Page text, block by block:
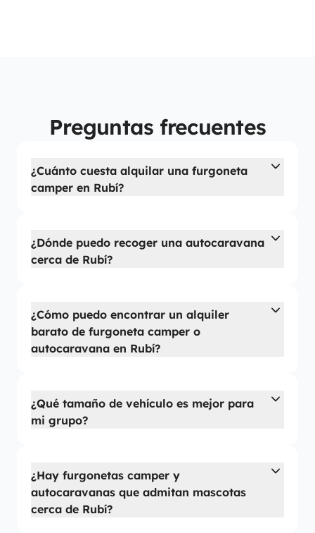
Preguntas frecuentes
¿Cuánto cuesta alquilar una furgoneta
camper en Rubí?
¿Dónde puedo recoger una autocaravana
cerca de Rubí?
¿Cómo puedo encontrar un alquiler
barato de furgoneta camper o
autocaravana en Rubí?
¿Qué tamaño de vehículo es mejor para
mi grupo?
¿Hay furgonetas camper y
autocaravanas que admitan mascotas
cerca de Rubí?